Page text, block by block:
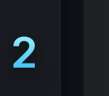
2